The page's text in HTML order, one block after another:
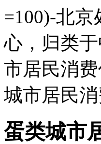
=100)-北
心，归类
市居民消
城市居民
蛋类城市